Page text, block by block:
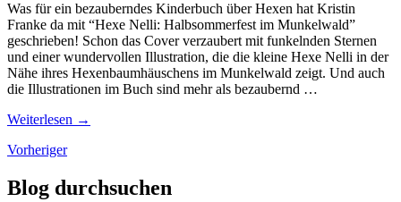
Was für ein bezauberndes Kinderbuch über Hexen hat Kristin
Franke da mit “Hexe Nelli: Halbsommerfest im Munkelwald”
geschrieben! Schon das Cover verzaubert mit funkelnden Sternen
und einer wundervollen Illustration, die die kleine Hexe Nelli in der
Nähe ihres Hexenbaumhäuschens im Munkelwald zeigt. Und auch
die Illustrationen im Buch sind mehr als bezaubernd …
Weiterlesen →
Beiträge-
Vorheriger
Blog durchsuchen